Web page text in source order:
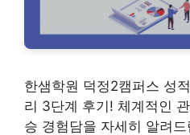
한샘학원 덕정2캠퍼스 성
리 3단계 후기! 체계적인
승 경험담을 자세히 알려드